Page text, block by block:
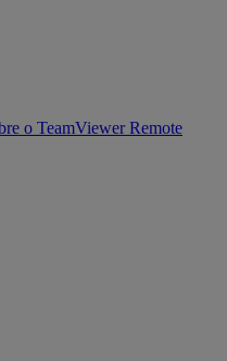
o TeamViewer Remote